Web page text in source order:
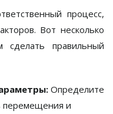
процесс,
Вот несколько
сделать правильный
Определите
перемещения и